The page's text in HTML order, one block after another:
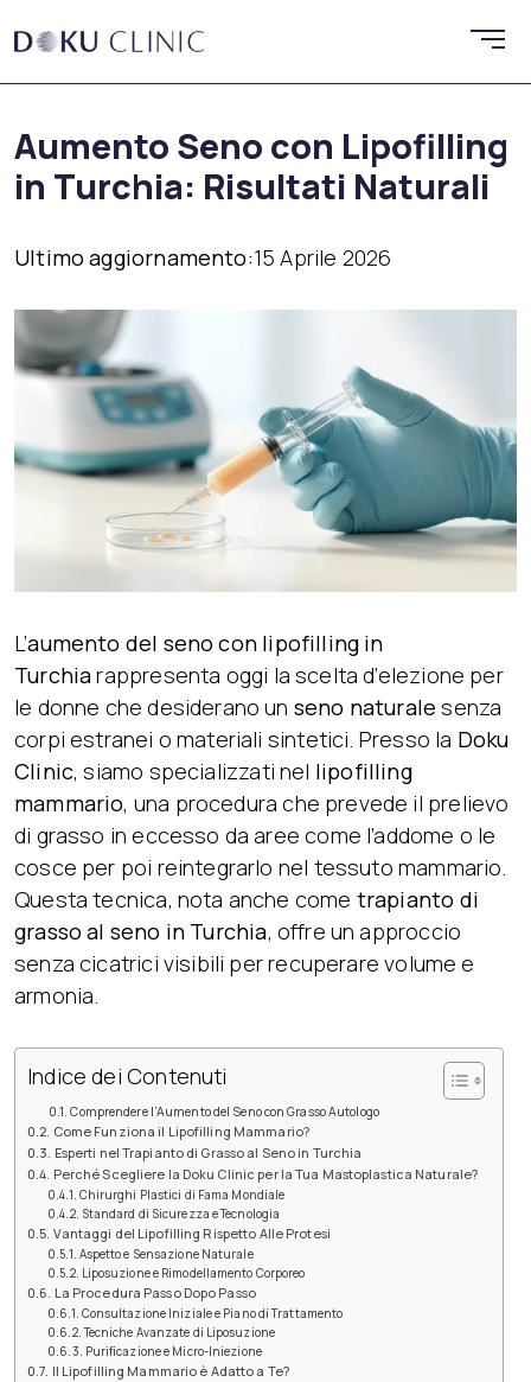
Aumento Seno con Lipofilling
in Turchia: Risultati Naturali
Ultimo aggiornamento:15 Aprile 2026
L’aumento del seno con lipofilling in
Turchiarappresenta oggi la scelta d’elezione per
le donne che desiderano un seno naturale senza
corpi estranei o materiali sintetici. Presso la Doku
Clinic, siamo specializzati nel lipofilling
mammario, una procedura che prevede il prelievo
di grasso in eccesso da aree come l’addome o le
cosce per poi reintegrarlo nel tessuto mammario.
Questa tecnica, nota anche come trapianto di
grasso al seno in Turchia, offre un approccio
senza cicatrici visibili per recuperare volume e
armonia.
Indice dei Contenuti
Comprendere l’Aumento del Seno con Grasso Autologo
Come Funziona il Lipofilling Mammario?
Esperti nel Trapianto di Grasso al Seno in Turchia
Perché Scegliere la Doku Clinic per la Tua Mastoplastica Naturale?
Chirurghi Plastici di Fama Mondiale
Standard di Sicurezza e Tecnologia
Vantaggi del Lipofilling Rispetto Alle Protesi
Aspetto e Sensazione Naturale
Liposuzione e Rimodellamento Corporeo
La Procedura Passo Dopo Passo
Consultazione Iniziale e Piano di Trattamento
Tecniche Avanzate di Liposuzione
Purificazione e Micro-Iniezione
Il Lipofilling Mammario è Adatto a Te?